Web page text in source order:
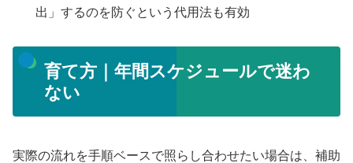
出」するのを防ぐという代用法も有効
育て方｜年間スケジュールで迷わ
ない
実際の流れを手順ベースで照らし合わせたい場合は、補助